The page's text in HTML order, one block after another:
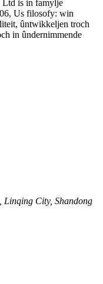
Ltd is in famylje
Us filosofy: win
ûntwikkeljen troch
in ûndernimmende
City, Shandong